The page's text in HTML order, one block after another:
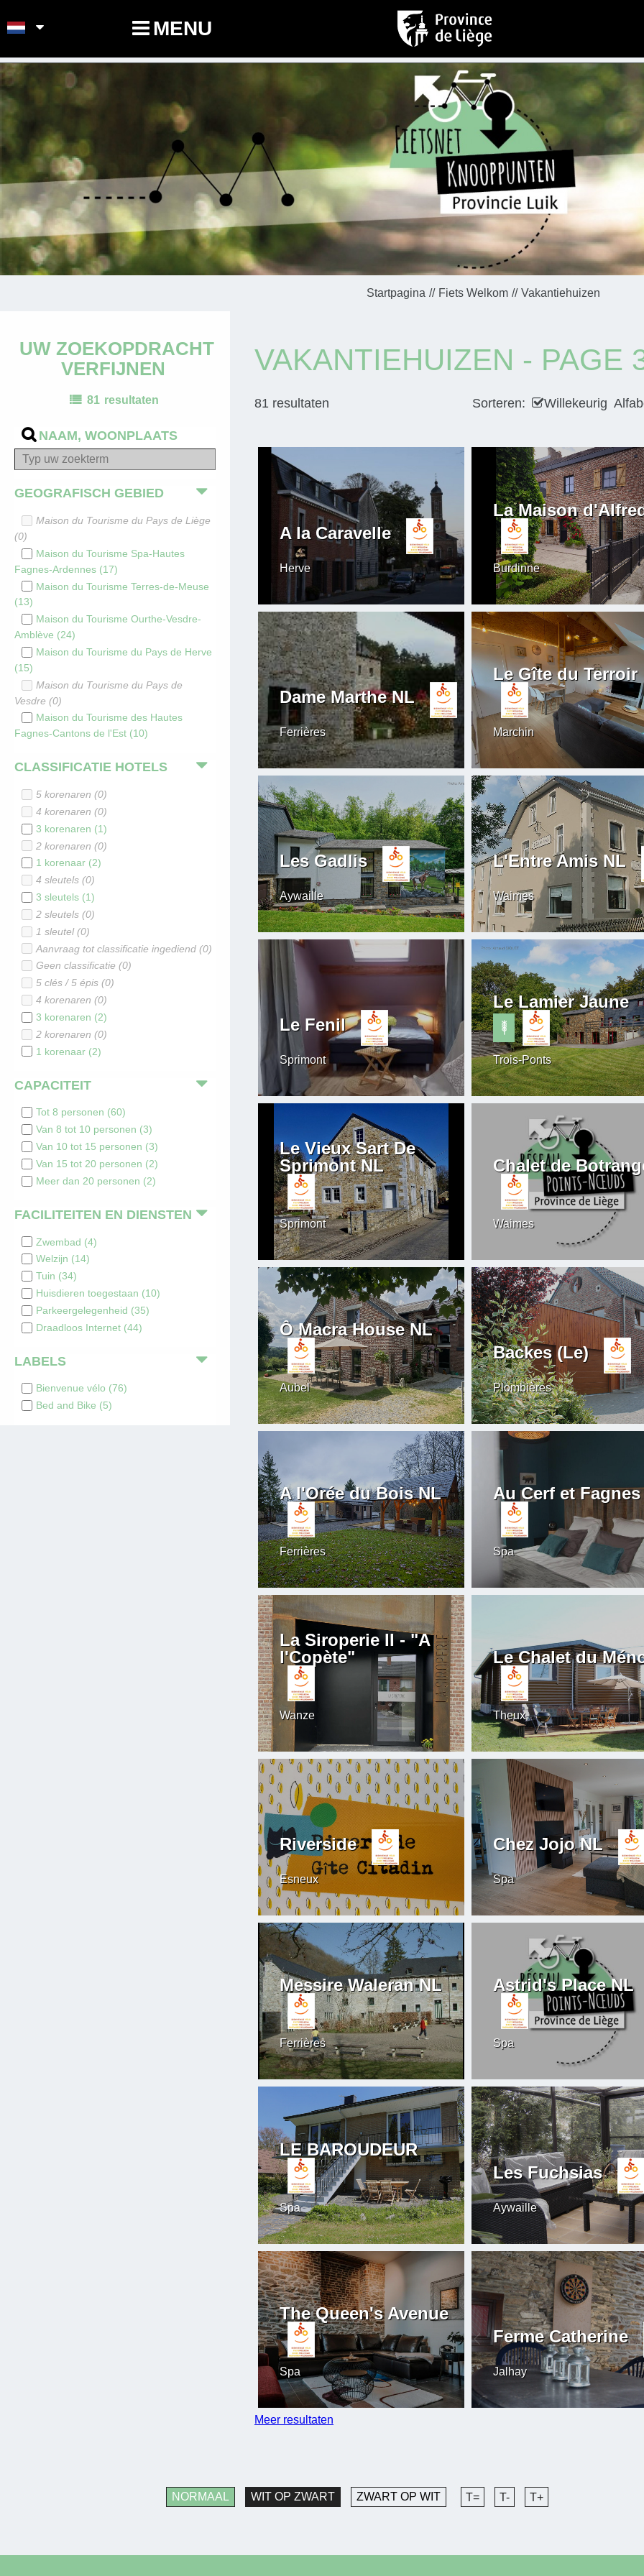
MENU
Startpagina Fiets Welkom Vakantiehuizen
UW ZOEKOPDRACHT
VERFIJNEN
81 resultaten
NAAM, WOONPLAATS
GEOGRAFISCH GEBIED
Maison du Tourisme du Pays de Liège
(0)
Maison du Tourisme Spa-Hautes
Fagnes-Ardennes (17)
Maison du Tourisme Terres-de-Meuse
(13)
Maison du Tourisme Ourthe-Vesdre-
Amblève (24)
Maison du Tourisme du Pays de Herve
(15)
Maison du Tourisme du Pays de
Vesdre (0)
Maison du Tourisme des Hautes
Fagnes-Cantons de l'Est (10)
CLASSIFICATIE HOTELS
5 korenaren (0)
4 korenaren (0)
3 korenaren (1)
2 korenaren (0)
1 korenaar (2)
4 sleutels (0)
3 sleutels (1)
2 sleutels (0)
1 sleutel(0)
Aanvraag tot classificatie ingediend (0)
Geen classificatie (0)
5 clés / 5 épis (0)
4 korenaren (0)
3 korenaren (2)
2 korenaren (0)
1 korenaar (2)
CAPACITEIT
Tot 8 personen (60)
Van 8 tot 10 personen (3)
Van 10 tot 15 personen (3)
Van 15 tot 20 personen (2)
Meer dan 20 personen (2)
FACILITEITEN EN DIENSTEN
Zwembad (4)
Welzijn (14)
Tuin (34)
Huisdieren toegestaan (10)
Parkeergelegenheid (35)
Draadloos Internet (44)
LABELS
Bienvenue vélo (76)
Bed and Bike (5)
VAKANTIEHUIZEN - PAGE
81 resultaten Sorteren: Willekeurig
A la Caravelle
Herve
La Maison
Burdinne
Dame Marthe NL
Ferrières
Le Gîte du Terroir
Marchin
Les Gadlis
Aywaille
L'Entre Amis NL
Waimes
Le Fenil
Sprimont
Le Lamier Jaune
Trois-Ponts
Le Vieux Sart De
Sprimont NL
Sprimont
Chalet de
Waimes
Ô Macra House NL
Aubel
Backes (Le)
Plombières
A l'Orée du Bois NL
Ferrières
Au Cerf et
Spa
La Siroperie II - "A
l'Copète"
Wanze
Le Chalet du
Theux
Riverside
Esneux
Chez Jojo NL
Spa
Messire Waleran NL
Ferrières
Astrid's Place NL
Spa
LE BAROUDEUR
Spa
Les Fuchsias
Aywaille
The Queen's Avenue
Spa
Ferme Catherine
Jalhay
Meer resultaten
NORMAAL WIT OP ZWART ZWART OP WIT T= T- T+